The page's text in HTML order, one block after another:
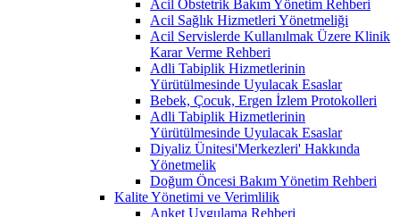
Acil Obstetrik Bakım Yönetim Rehberi
Acil Sağlık Hizmetleri Yönetmeliği
Acil Servislerde Kullanılmak Üzere Klinik
Karar Verme Rehberi
Adli Tabiplik Hizmetlerinin
Yürütülmesinde Uyulacak Esaslar
Bebek, Çocuk, Ergen İzlem Protokolleri
Adli Tabiplik Hizmetlerinin
Yürütülmesinde Uyulacak Esaslar
Diyaliz Ünitesi'Merkezleri' Hakkında
Yönetmelik
Doğum Öncesi Bakım Yönetim Rehberi
Kalite Yönetimi ve Verimlilik
Anket Uygulama Rehberi